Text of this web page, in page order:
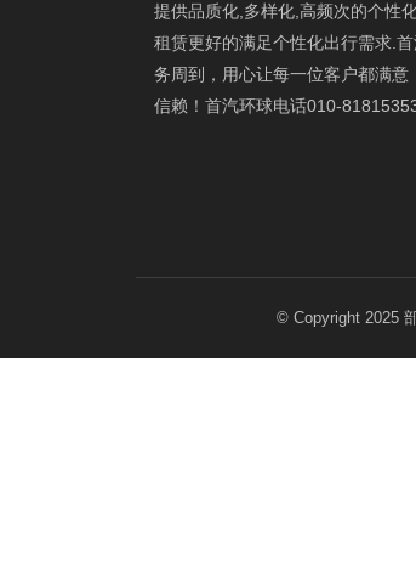
提供品质化,多样化,高频次的个性
租赁更好的满足个性化出行需求.
务周到，用心让每一位客户都满意
信赖！首汽环球电话010-
© Copyright 2025